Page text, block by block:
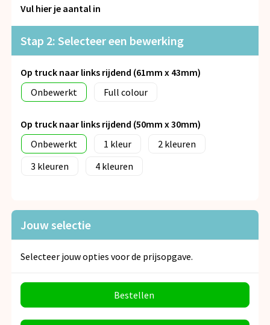
Snoepgoed
Spellen voor binnen en buiten
Vrije tijd en Strand
Anti-stress
Vul hier je aantal in
Stap 2: Selecteer een bewerking
Op truck naar links rijdend (61mm x 43mm)
Onbewerkt
Full colour
Op truck naar links rijdend (50mm x 30mm)
Onbewerkt
1
2
3
4
Jouw selectie
Selecteer jouw opties voor de prijsopgave.
Bestellen